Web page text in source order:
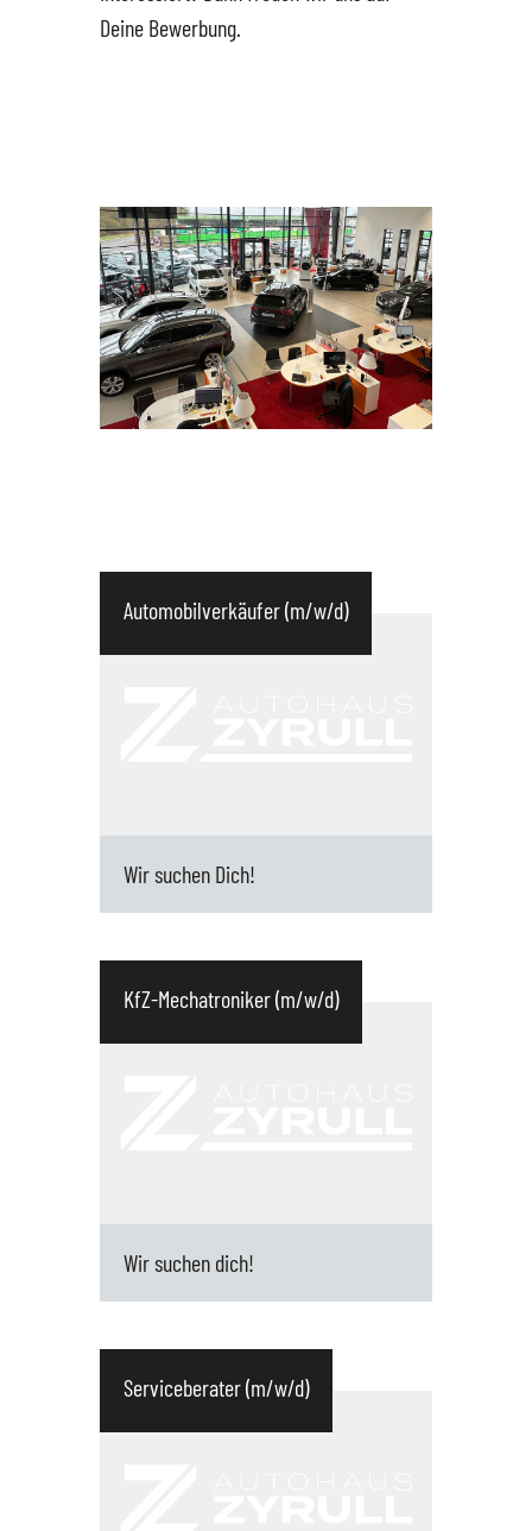
Deine Bewerbung.
Automobilverkäufer (m/w/d)
Wir suchen Dich!
Fahrzeugen der Marke SEAT und CUPRA an
gewerbliche und private Kunden Führen
von Verkaufsgesprächen von der
KfZ-Mechatroniker (m/w/d)
Wir suchen dich!
Inspektionen Funktionsprüfungen,
Fehlersuche und Diagnostik Wartung,
Instandhaltung und Reparatur von
Serviceberater (m/w/d)